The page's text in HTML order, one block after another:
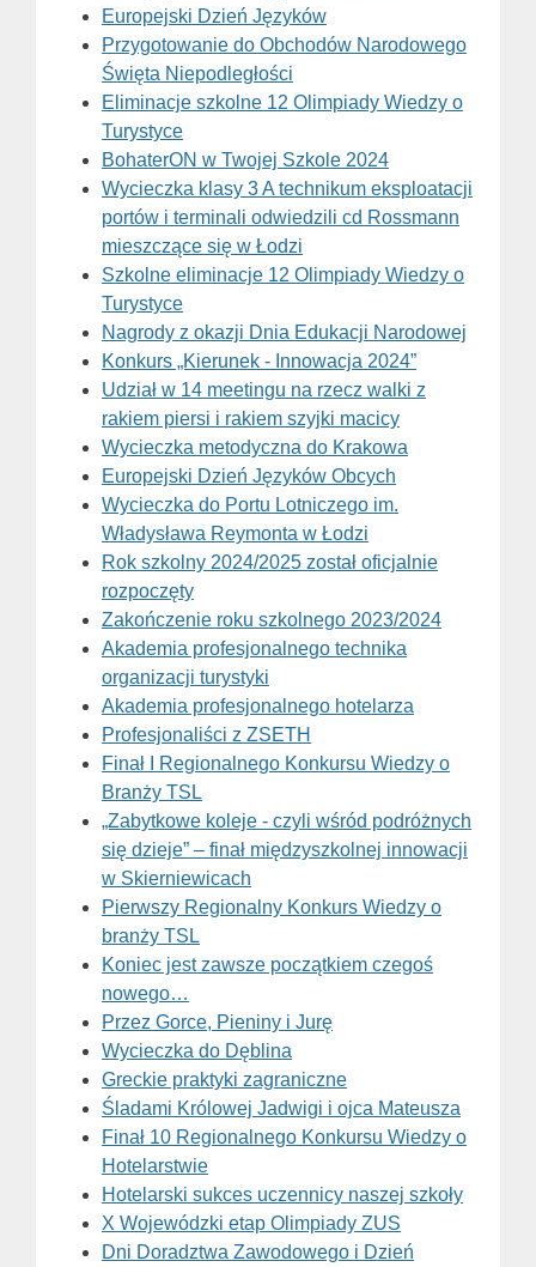
Europejski Dzień Języków
Przygotowanie do Obchodów Narodowego
Święta Niepodległości
Eliminacje szkolne 12 Olimpiady Wiedzy o
Turystyce
BohaterON w Twojej Szkole 2024
Wycieczka klasy 3 A technikum eksploatacji
portów i terminali odwiedzili cd Rossmann
mieszczące się w Łodzi
Szkolne eliminacje 12 Olimpiady Wiedzy o
Turystyce
Nagrody z okazji Dnia Edukacji Narodowej
Konkurs „Kierunek - Innowacja 2024”
Udział w 14 meetingu na rzecz walki z
rakiem piersi i rakiem szyjki macicy
Wycieczka metodyczna do Krakowa
Europejski Dzień Języków Obcych
Wycieczka do Portu Lotniczego im.
Władysława Reymonta w Łodzi
Rok szkolny 2024/2025 został oficjalnie
rozpoczęty
Zakończenie roku szkolnego 2023/2024
Akademia profesjonalnego technika
organizacji turystyki
Akademia profesjonalnego hotelarza
Profesjonaliści z ZSETH
Finał I Regionalnego Konkursu Wiedzy o
Branży TSL
„Zabytkowe koleje - czyli wśród podróżnych
się dzieje” – finał międzyszkolnej innowacji
w Skierniewicach
Pierwszy Regionalny Konkurs Wiedzy o
branży TSL
Koniec jest zawsze początkiem czegoś
nowego…
Przez Gorce, Pieniny i Jurę
Wycieczka do Dęblina
Greckie praktyki zagraniczne
Śladami Królowej Jadwigi i ojca Mateusza
Finał 10 Regionalnego Konkursu Wiedzy o
Hotelarstwie
Hotelarski sukces uczennicy naszej szkoły
X Wojewódzki etap Olimpiady ZUS
Dni Doradztwa Zawodowego i Dzień